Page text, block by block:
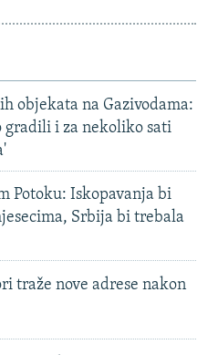
objekata na Gazivodama:
gradili i za nekoliko sati
Potoku: Iskopavanja bi
Srbija bi trebala
traže nove adrese nakon